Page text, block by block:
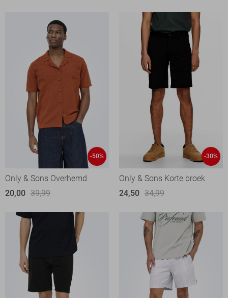
-50%
Only & Sons Overhemd
20,00 39,99
-30%
Only & Sons Korte broek
24,50 34,99